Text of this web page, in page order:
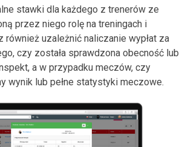
stawki dla każdego z trenerów ze
przez niego rolę na treningach i
również uzależnić naliczanie wypłat za
czy została sprawdzona obecność lub
a w przypadku meczów, czy
wynik lub pełne statystyki meczowe.